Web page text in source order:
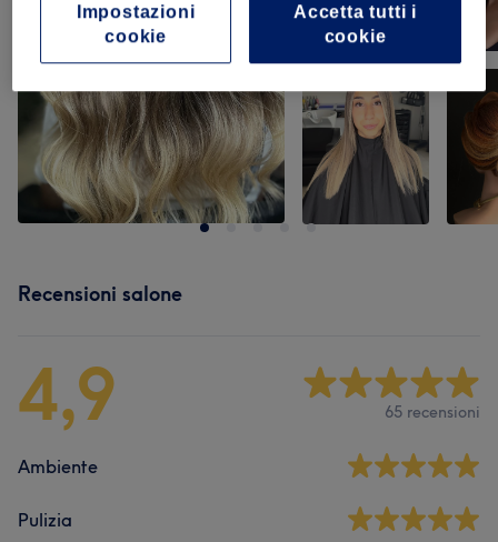
Recensioni salone
4,9 65 recensioni
Ambiente
Pulizia
Accetta tutti i
cookie
Impostazioni
cookie